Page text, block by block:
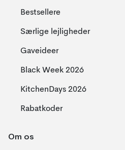
Bestsellere
Særlige lejligheder
Gaveideer
Black Week 2026
KitchenDays 2026
Rabatkoder
Om os